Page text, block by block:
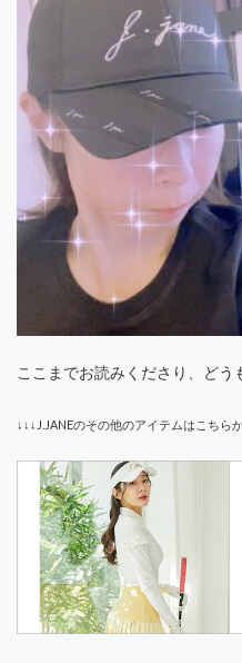
ここまでお読みくださり、どう
↓↓↓J.JANEのその他のアイテムはこちら